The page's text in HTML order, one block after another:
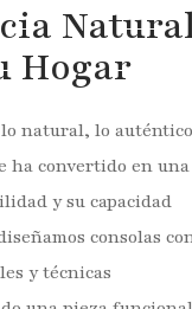
Hogar
lo natural, lo auténtico
ha convertido en una
y su capacidad
consolas
y técnicas